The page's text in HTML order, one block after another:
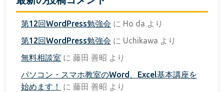
第12回WordPress勉強会 に Ho da より
第12回WordPress勉強会 に Uchikawa より
無料相談室 に 藤田 善昭 より
パソコン・スマホ教室のWord、Excel基本講座を
始めます！
に 藤田 善昭 より